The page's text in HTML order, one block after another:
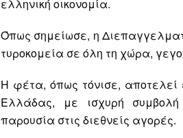
ελληνική οικονομία.
Όπως σημείωσε, η
τυροκομεία σε όλη τη χώρα,
Η φέτα, όπως τόνισε,
Ελλάδας, με ισχυρή συμβολή
παρουσία στις διεθνείς αγορές.